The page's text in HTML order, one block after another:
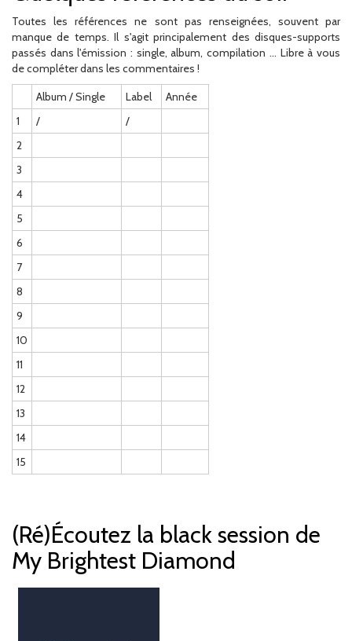
Toutes les références ne sont pas renseignées, souvent par
manque de temps. Il s'agit principalement des disques-supports
passés dans l'émission : single, album, compilation ... Libre à vous
de compléter dans les commentaires !
Album / Single
Label
Année
1
/
/
2
3
4
5
6
7
8
9
10
11
12
13
14
15
(Ré)Écoutez la black session de
My Brightest Diamond